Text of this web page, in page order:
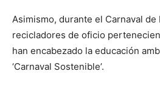
Asimismo, durante el Carnaval
recicladores de oficio
han encabezado la educación
‘Carnaval Sostenible’.